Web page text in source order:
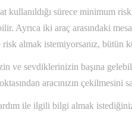
sürece minimum
Ayrıca iki araç arasındaki
almak istemiyorsanız, bütün
ve sevdiklerinizin başına
aracınızın çekilmesini
ile ilgili bilgi almak